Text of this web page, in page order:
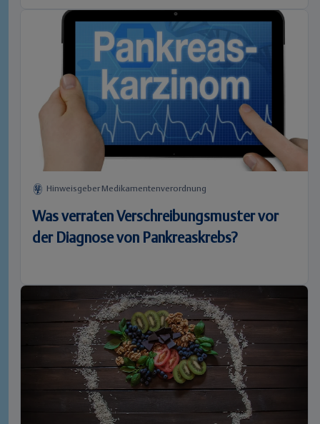
Hinweisgeber Medikamentenverordnung
Was verraten Verschreibungsmuster vor
der Diagnose von Pankreaskrebs?